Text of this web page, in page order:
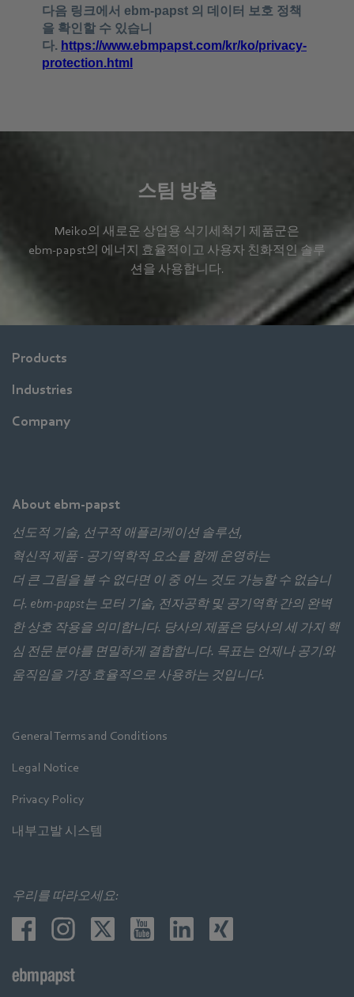
스팀 방출
Meiko의 새로운 상업용 식기세척기 제품군은
ebm‑papst의 에너지 효율적이고 사용자 친화적인 솔루
션을 사용합니다.
Products
Industries
Company
About ebm-papst
선도적 기술, 선구적 애플리케이션 솔루션,
혁신적 제품 - 공기역학적 요소를 함께 운영하는
더 큰 그림을 볼 수 없다면 이 중 어느 것도 가능할 수 없습니
다. ebm‑papst는 모터 기술, 전자공학 및 공기역학 간의 완벽
한 상호 작용을 의미합니다. 당사의 제품은 당사의 세 가지 핵
심 전문 분야를 면밀하게 결합합니다. 목표는 언제나 공기와
움직임을 가장 효율적으로 사용하는 것입니다.
General Terms and Conditions
Legal Notice
Privacy Policy
내부고발 시스템
우리를 따라오세요: